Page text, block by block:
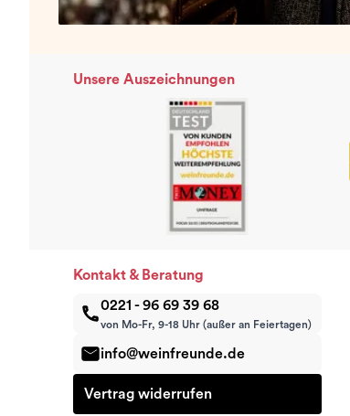
Unsere Auszeichnungen
Kontakt & Beratung
0221 - 96 69 39 68
von Mo-Fr, 9-18 Uhr (außer an Feiertagen)
info@weinfreunde.de
Vertrag widerrufen